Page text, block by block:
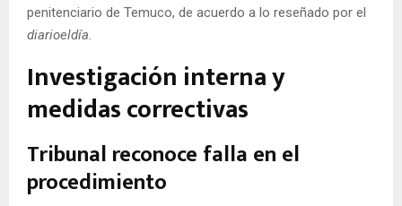
penitenciario de Temuco, de acuerdo a lo reseñado por el
diarioeldía.
Investigación interna y
medidas correctivas
Tribunal reconoce falla en el
procedimiento